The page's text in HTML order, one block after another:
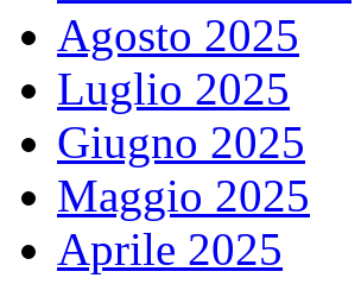
Agosto 2025
Luglio 2025
Giugno 2025
Maggio 2025
Aprile 2025